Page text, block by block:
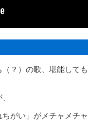
？）の歌、堪能しても
がい」がメチャメチャ